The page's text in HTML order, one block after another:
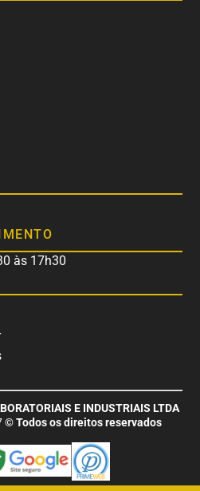
às 17h30
E INDUSTRIAIS LTDA
© Todos os direitos reservados